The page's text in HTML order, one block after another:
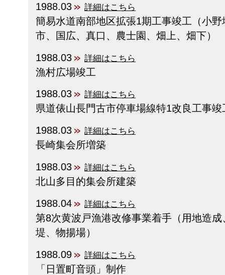
1988.03
詳細はこちら
簡易水道南部地区拡張1期工事竣工（小野
市、国広、真口、農士園、畑上、畑下）
1988.03
詳細はこちら
漁村広場竣工
1988.03
詳細はこちら
県道俵山長門古市停車場線特1改良工事竣
1988.03
詳細はこちら
長崎集会所増築
1988.03
詳細はこちら
北山多目的集会所建築
1988.04
詳細はこちら
第8次黄波戸漁港改修事業着手（用地造成
堤、物揚場）
1988.09
詳細はこちら
「日置町音頭」制作